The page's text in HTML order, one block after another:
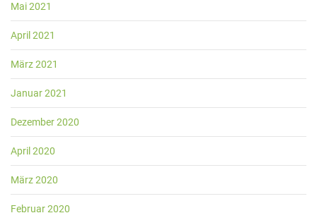
Mai 2021
April 2021
März 2021
Januar 2021
Dezember 2020
April 2020
März 2020
Februar 2020